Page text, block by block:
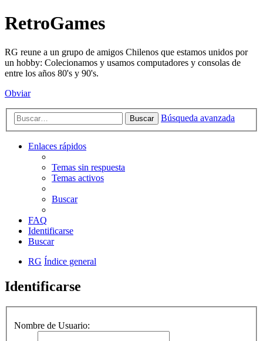
RetroGames
RG reune a un grupo de amigos Chilenos que estamos unidos por
un hobby: Colecionamos y usamos computadores y consolas de
entre los años 80's y 90's.
Obviar
Buscar Búsqueda avanzada
Enlaces rápidos
Temas sin respuesta
Temas activos
Buscar
FAQ
Identificarse
Buscar
RG Índice general
Identificarse
Nombre de Usuario: